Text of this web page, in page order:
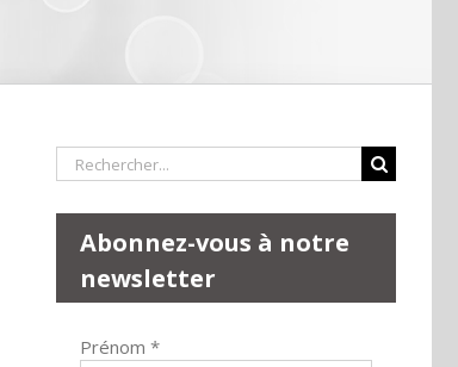
Rechercher:
Abonnez-vous à notre
newsletter
Prénom *